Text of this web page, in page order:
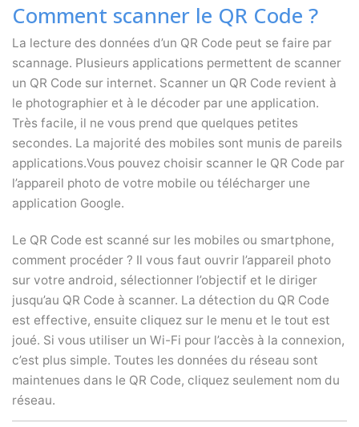
Comment scanner le QR Code ?
La lecture des données d’un QR Code peut se faire par
scannage. Plusieurs applications permettent de scanner
un QR Code sur internet. Scanner un QR Code revient à
le photographier et à le décoder par une application.
Très facile, il ne vous prend que quelques petites
secondes. La majorité des mobiles sont munis de pareils
applications.Vous pouvez choisir scanner le QR Code par
l’appareil photo de votre mobile ou télécharger une
application Google.
Le QR Code est scanné sur les mobiles ou smartphone,
comment procéder ? Il vous faut ouvrir l’appareil photo
sur votre android, sélectionner l’objectif et le diriger
jusqu’au QR Code à scanner. La détection du QR Code
est effective, ensuite cliquez sur le menu et le tout est
joué. Si vous utiliser un Wi-Fi pour l’accès à la connexion,
c’est plus simple. Toutes les données du réseau sont
maintenues dans le QR Code, cliquez seulement nom du
réseau.